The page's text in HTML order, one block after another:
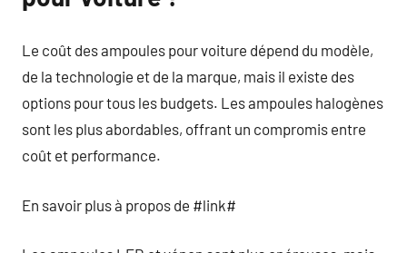
Le coût des ampoules pour voiture dépend du modèle,
de la technologie et de la marque, mais il existe des
options pour tous les budgets. Les ampoules halogènes
sont les plus abordables, offrant un compromis entre
coût et performance.
En savoir plus à propos de #link#